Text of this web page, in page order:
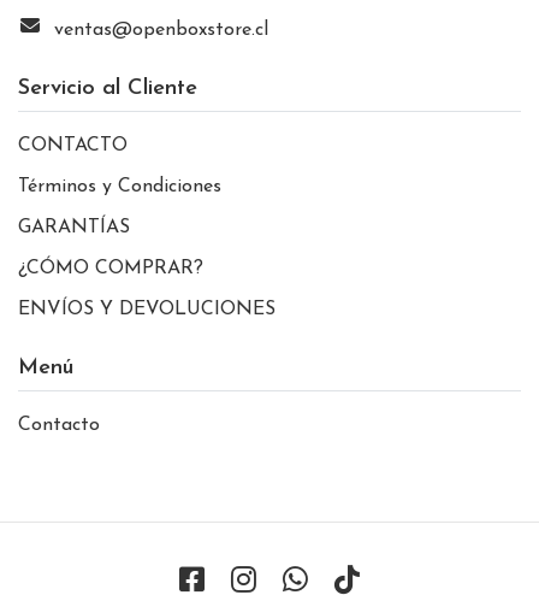
ventas@openboxstore.cl
Servicio al Cliente
CONTACTO
Términos y Condiciones
GARANTÍAS
¿CÓMO COMPRAR?
ENVÍOS Y DEVOLUCIONES
Menú
Contacto